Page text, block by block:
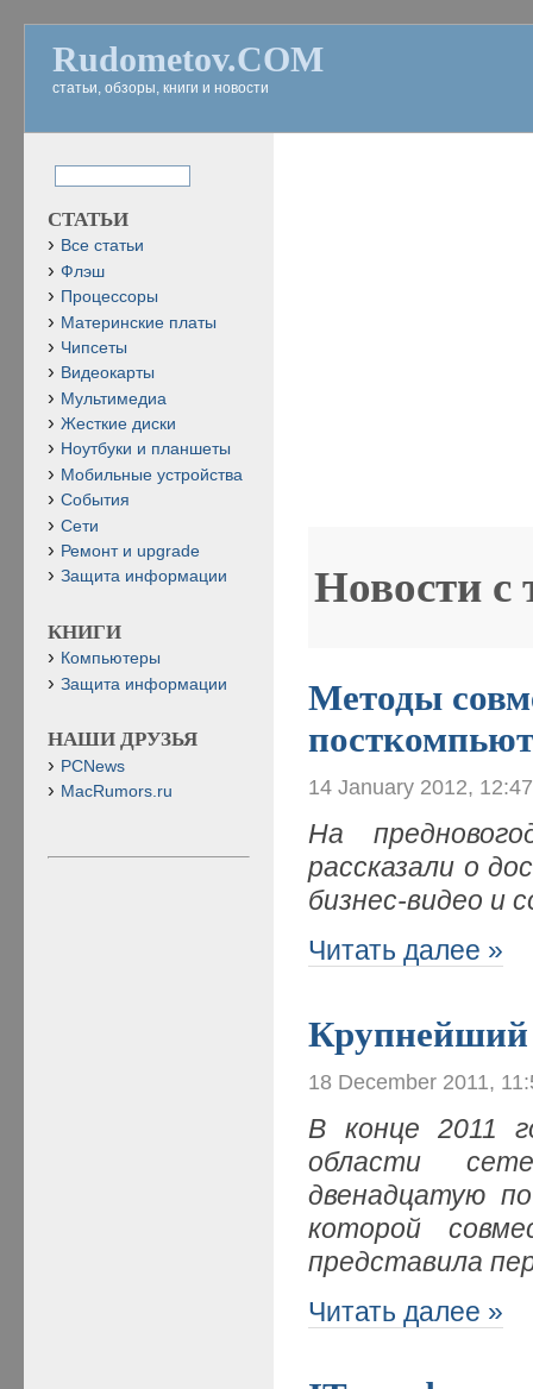
Rudometov.COM
статьи, обзоры, книги и новости
Новости с
Методы
14 January 2012,
На
рассказали о
бизнес-видео и
Читать далее »
Крупнейший
18 December 2011,
В конце 2011
области
двенадцатую
которой
представила
Читать далее »
СТАТЬИ
Все статьи
Флэш
Процессоры
Материнские платы
Чипсеты
Видеокарты
Мультимедиа
Жесткие диски
Ноутбуки и планшеты
Мобильные устройства
События
Сети
Ремонт и upgrade
Защита информации
КНИГИ
Компьютеры
Защита информации
НАШИ ДРУЗЬЯ
PCNews
MacRumors.ru